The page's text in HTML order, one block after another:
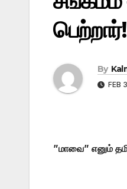
பெற்றார்!
By
FEB
”மாவை” எனும்